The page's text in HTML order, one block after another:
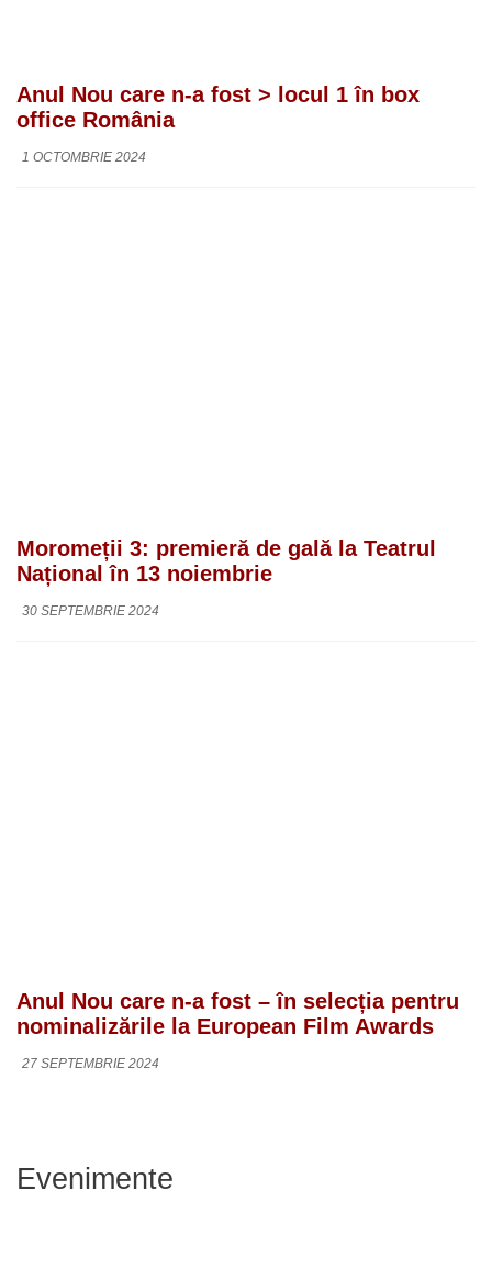
Anul Nou care n-a fost > locul 1 în box
office România
1 OCTOMBRIE 2024
Moromeții 3: premieră de gală la Teatrul
Național în 13 noiembrie
30 SEPTEMBRIE 2024
Anul Nou care n-a fost – în selecția pentru
nominalizările la European Film Awards
27 SEPTEMBRIE 2024
Evenimente